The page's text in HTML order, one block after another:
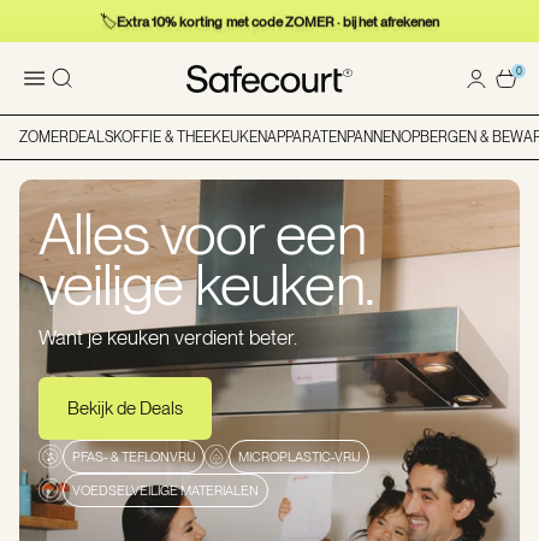
🚚Gratis verzending, morgen in huis · voor 23:59 besteld
0
ZOMERDEALSKOFFIE & THEEKEUKENAPPARATENPANNENOPBERGEN &
Alles voor een
veilige keuken.
Want je keuken verdient beter.
Bekijk de Deals
PFAS- & TEFLONVRIJ
MICROPLASTIC-VRIJ
VOEDSELVEILIGE MATERIALEN